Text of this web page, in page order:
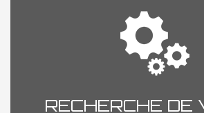
RECHERCHE DE